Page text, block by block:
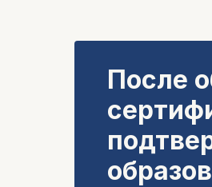
После